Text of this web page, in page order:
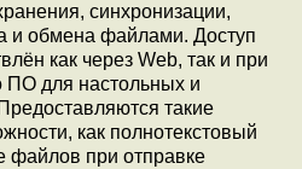
синхронизации,
и обмена файлами. Доступ
как через Web, так и при
ПО для настольных и
такие
как полнотекстовый
файлов при отправке